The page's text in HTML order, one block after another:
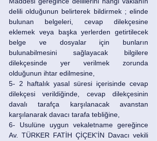
delili olduğunun belirterek bildirmek ; elinde
bulunan belgeleri, cevap dilekçesine
eklemek veya başka yerlerden getirtilecek
belge ve dosyalar için bunların
bulunabilmesini sağlayacak bilgilere
dilekçesinde yer verilmek zorunda
olduğunun ihtar edilmesine,
5- 2 haftalık yasal süresi içerisinde cevap
dilekçesi verildiğinde, cevap dilekçesinin
davalı tarafça karşılanacak avanstan
karşılanarak davacı tarafa tebliğine,
6- Usulüne uygun vekaletname gereğince
Av. TÜRKER FATİH ÇİÇEK'İN Davacı vekili